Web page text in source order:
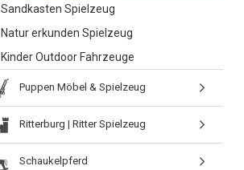
Sandkasten Spielzeug
Natur erkunden Spielzeug
Kinder Outdoor Fahrzeuge
Puppen Möbel & Spielzeug
Ritterburg | Ritter Spielzeug
Schaukelpferd